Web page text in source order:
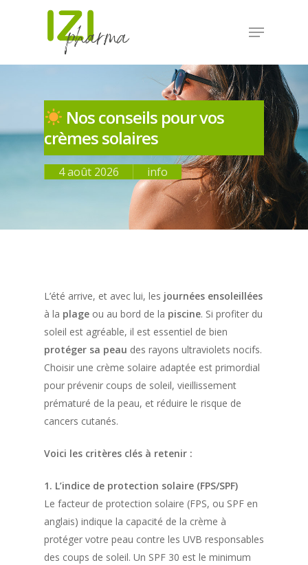
Nos conseils pour vos
crèmes solaires
4 août 2026 info
L’été arrive, et avec lui, les journées ensoleillées
à la plage ou au bord de la piscine. Si profiter du
soleil est agréable, il est essentiel de bien
protéger sa peau des rayons ultraviolets nocifs.
Choisir une crème solaire adaptée est primordial
pour prévenir coups de soleil, vieillissement
prématuré de la peau, et réduire le risque de
cancers cutanés.
Voici les critères clés à retenir :
1. L’indice de protection solaire (FPS/SPF)
Le facteur de protection solaire (FPS, ou SPF en
anglais) indique la capacité de la crème à
protéger votre peau contre les UVB responsables
des coups de soleil. Un SPF 30 est le minimum